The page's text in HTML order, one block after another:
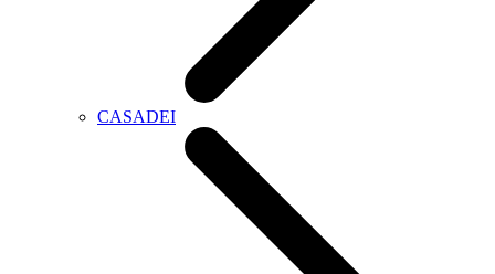
CASADEI